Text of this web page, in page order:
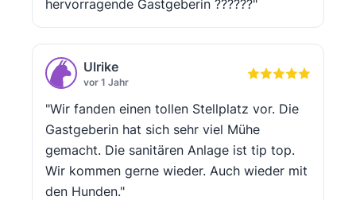
hervorragende Gastgeberin ??????"
Ulrike
vor 1 Jahr
"Wir fanden einen tollen Stellplatz vor. Die
Gastgeberin hat sich sehr viel Mühe
gemacht. Die sanitären Anlage ist tip top.
Wir kommen gerne wieder. Auch wieder mit
den Hunden."